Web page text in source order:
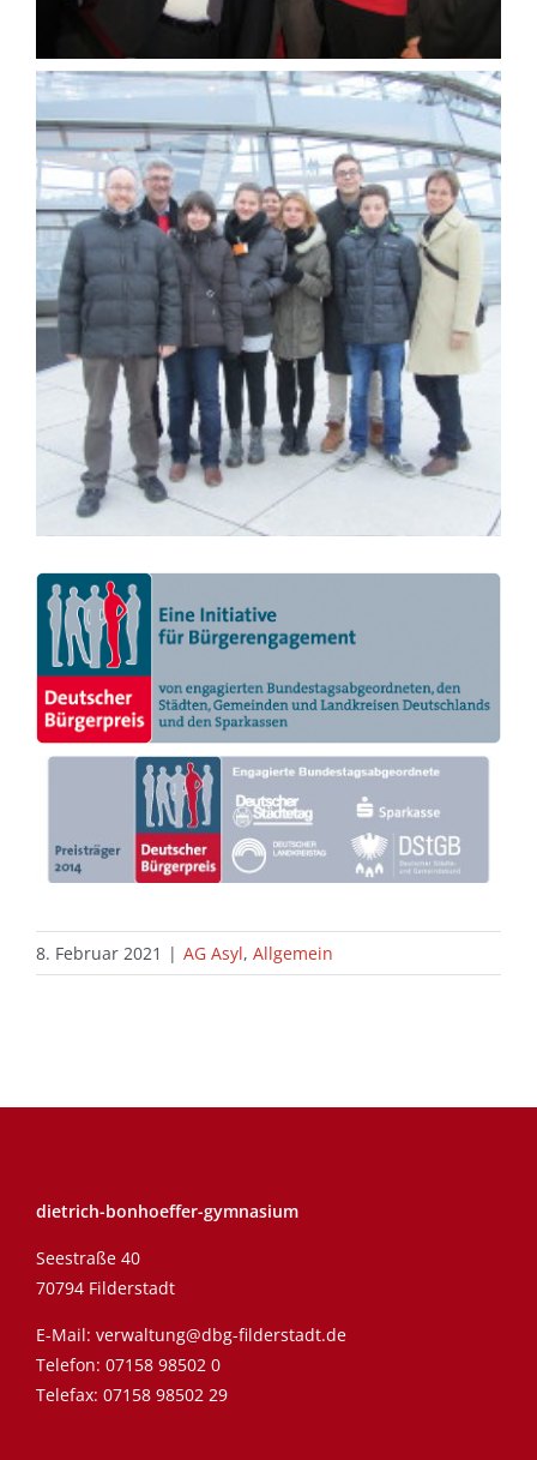
8. Februar 2021 | AG Asyl, Allgemein
dietrich-bonhoeffer-gymnasium
Seestraße 40
70794 Filderstadt
E-Mail: verwaltung@dbg-filderstadt.de
Telefon: 07158 98502 0
Telefax: 07158 98502 29